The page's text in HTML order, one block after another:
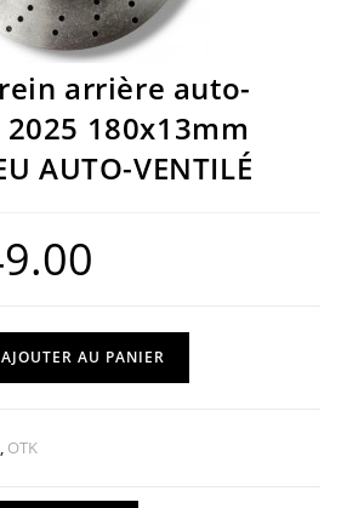
arrière auto-
180x13mm
AUTO-VENTILÉ
AJOUTER AU PANIER
, OTK